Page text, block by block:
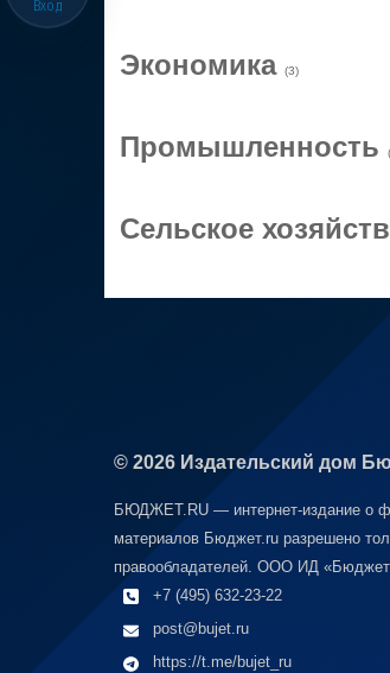
Вход
Экономика (3)
Промышленность
Сельское
© 2026 Издательский дом
БЮДЖЕТ.RU — интернет-издание о
материалов Бюджет.ru разрешено
правообладателей. ООО ИД
+7 (495) 632-23-22
post@bujet.ru
https://t.me/bujet_ru